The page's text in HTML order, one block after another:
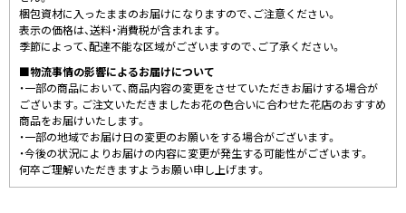
梱包資材に入ったままのお届けになりますので、ご注意ください。
表示の価格は、送料・消費税が含まれます。
季節によって、配達不能な区域がございますので、ご了承ください。
■物流事情の影響によるお届けについて
・一部の商品において、商品内容の変更をさせていただきお届けする場合が
ございます。ご注文いただきましたお花の色合いに合わせた花店のおすすめ
商品をお届けいたします。
・一部の地域でお届け日の変更のお願いをする場合がございます。
・今後の状況によりお届けの内容に変更が発生する可能性がございます。
何卒ご理解いただきますようお願い申し上げます。